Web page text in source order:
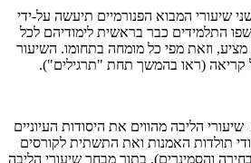
שיעורי המבוא הפנורמיים תיעשה על-ידי
התלמידים כבר בראשית לימודיהם לכל
מציע, וזאת מפי כל מומחה בתחומו. השיעור
קריאה (ראו בהמשך תחת "תרגילים").
שיעורי הליבה מהווים את היסודות העיוניים
תולדות האמנות ואת התשתית לקורסים
והסמינרים). בתוך מבחר שיעורי הליבה